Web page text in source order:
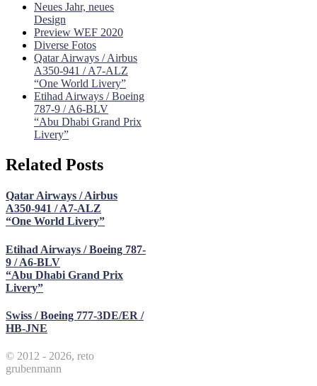
Neues Jahr, neues
Design
Preview WEF 2020
Diverse Fotos
Qatar Airways / Airbus
A350-941 / A7-ALZ
“One World Livery”
Etihad Airways / Boeing
787-9 / A6-BLV
“Abu Dhabi Grand Prix
Livery”
Related Posts
Qatar Airways / Airbus
A350-941 / A7-ALZ
“One World Livery”
Etihad Airways / Boeing 787-
9 / A6-BLV
“Abu Dhabi Grand Prix
Livery”
Swiss / Boeing 777-3DE/ER /
HB-JNE
© 2012 - 2026, reto
grubenmann